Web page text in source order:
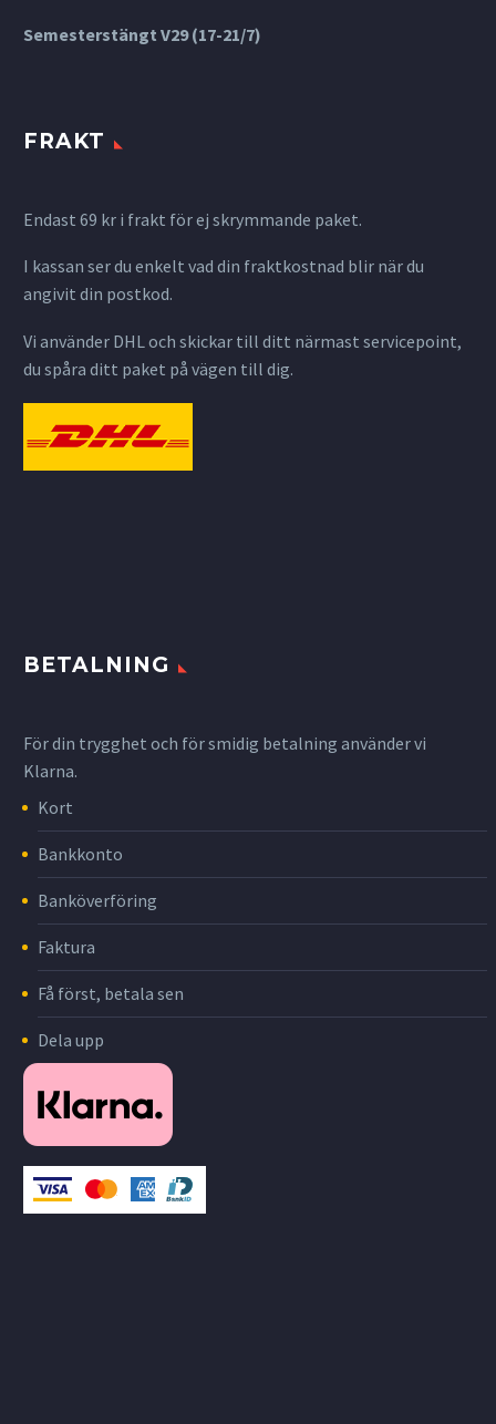
Semesterstängt V29 (17-21/7)
FRAKT
Endast 69 kr i frakt för ej skrymmande paket.
I kassan ser du enkelt vad din fraktkostnad blir när du
angivit din postkod.
Vi använder DHL och skickar till ditt närmast servicepoint,
du spåra ditt paket på vägen till dig.
BETALNING
För din trygghet och för smidig betalning använder vi
Klarna.
Kort
Bankkonto
Banköverföring
Faktura
Få först, betala sen
Dela upp